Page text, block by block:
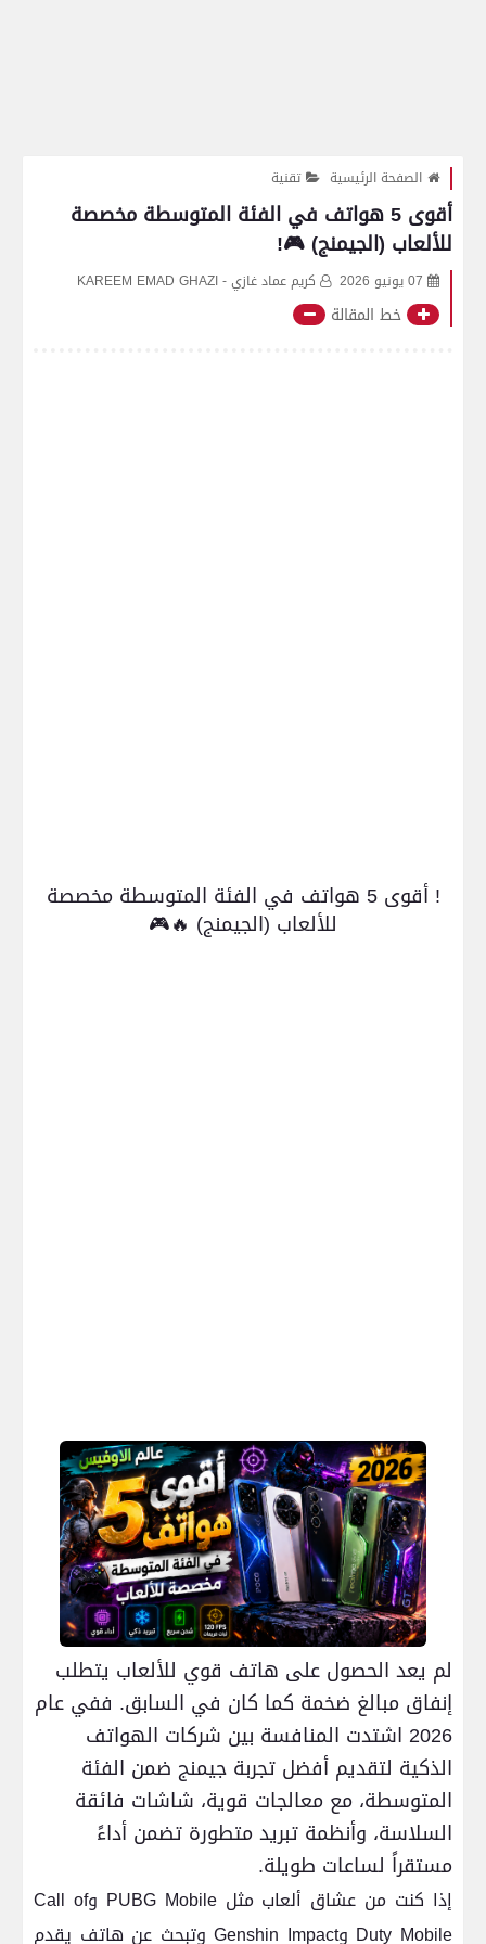
الصفحة الرئيسية تقنية
أقوى 5 هواتف في الفئة المتوسطة مخصصة
للألعاب (الجيمنج) 🎮!
07 يونيو 2026 كريم عماد غازي - KAREEM EMAD GHAZI
خط المقالة
! أقوى 5 هواتف في الفئة المتوسطة مخصصة
للألعاب (الجيمنج) 🔥🎮
لم يعد الحصول على هاتف قوي للألعاب يتطلب
إنفاق مبالغ ضخمة كما كان في السابق. ففي عام
2026 اشتدت المنافسة بين شركات الهواتف
الذكية لتقديم أفضل تجربة جيمنج ضمن الفئة
المتوسطة، مع معالجات قوية، شاشات فائقة
السلاسة، وأنظمة تبريد متطورة تضمن أداءً
مستقراً لساعات طويلة.
إذا كنت من عشاق ألعاب مثل PUBG Mobile وCall of
Duty Mobile وGenshin Impact وتبحث عن هاتف يقدم